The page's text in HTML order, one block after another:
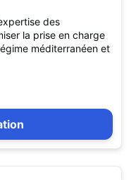
des
la prise en charge
méditerranéen et